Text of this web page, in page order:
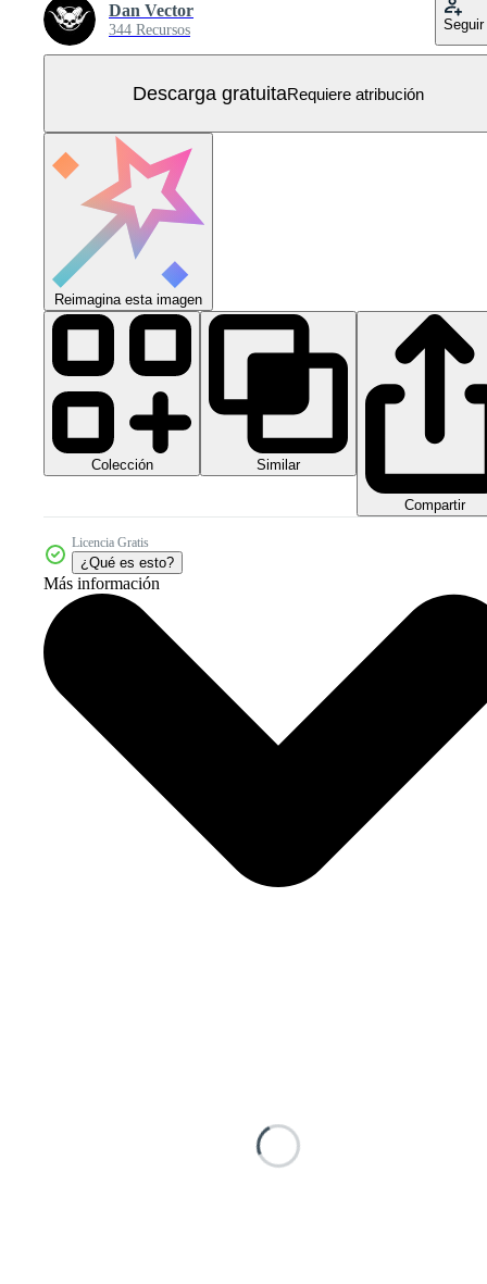
Dan Vector
344 Recursos Seguir
Descarga gratuitaRequiere atribución
Reimagina esta imagen
Colección Similar
Compartir
Licencia Gratis
¿Qué es esto?
Más información